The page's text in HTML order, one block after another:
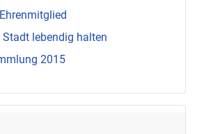
Stadt lebendig halten
2015